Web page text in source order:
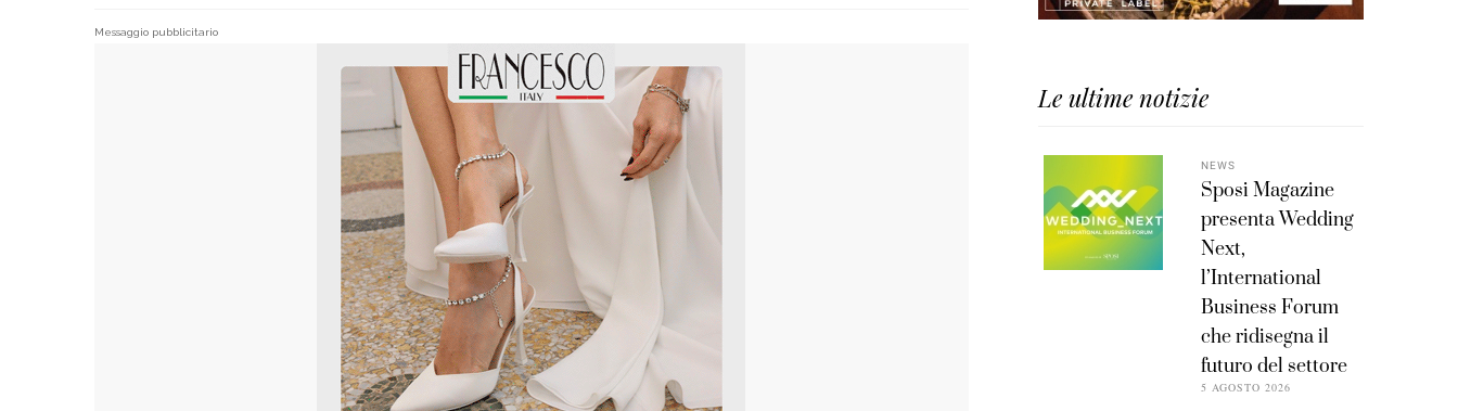
Messaggio pubblicitario
Le ultime notizie
NEWS
Sposi Magazine
presenta Wedding
Next,
l’International
Business Forum
che ridisegna il
futuro del settore
5 AGOSTO 2026